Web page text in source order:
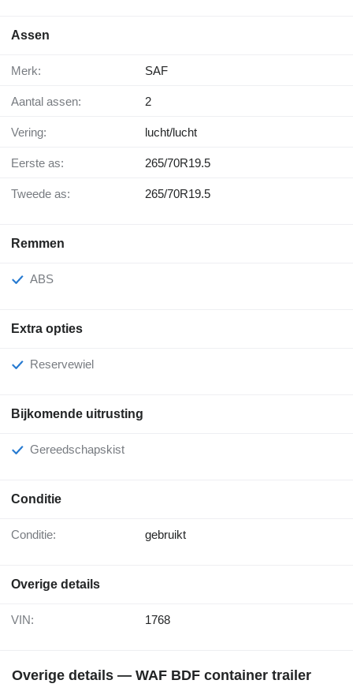
Assen
Merk: SAF
Aantal assen: 2
Vering: lucht/lucht
Eerste as: 265/70R19.5
Tweede as: 265/70R19.5
Remmen
ABS
Extra opties
Reservewiel
Bijkomende uitrusting
Gereedschapskist
Conditie
Conditie: gebruikt
Overige details
VIN: 1768
Overige details — WAF BDF container trailer